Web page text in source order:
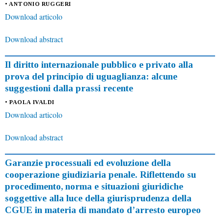
• ANTONIO RUGGERI
Download articolo
Download abstract
Il diritto internazionale pubblico e privato alla
prova del principio di uguaglianza: alcune
suggestioni dalla prassi recente
• PAOLA IVALDI
Download articolo
Download abstract
Garanzie processuali ed evoluzione della
cooperazione giudiziaria penale. Riflettendo su
procedimento, norma e situazioni giuridiche
soggettive alla luce della giurisprudenza della
CGUE in materia di mandato d’arresto europeo